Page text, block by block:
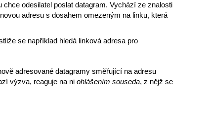
odesilatel poslat datagram. Vychází ze znalosti
adresu s dosahem omezeným na linku, která
se například hledá linková adresa pro
adresované datagramy směřující na adresu
výzva, reaguje na ni ohlášením souseda, z nějž se